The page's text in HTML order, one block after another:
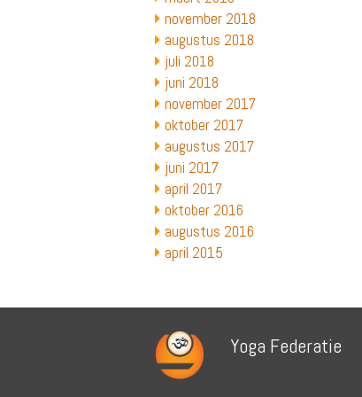
november 2018
augustus 2018
juli 2018
juni 2018
november 2017
oktober 2017
augustus 2017
juni 2017
april 2017
oktober 2016
augustus 2016
april 2015
Yoga Federatie